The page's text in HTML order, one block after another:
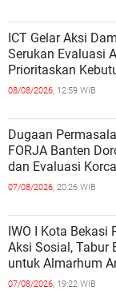
ICT Gelar Aksi
Serukan Evaluasi
Prioritaskan
Belum Saat nya
08/08/2026, 12:59 WIB
Dugaan
FORJA Banten
dan Evaluasi
07/08/2026, 20:26 WIB
IWO I Kota Bekasi
Aksi Sosial, Tabur
untuk Almarhum
07/08/2026, 19:22 WIB